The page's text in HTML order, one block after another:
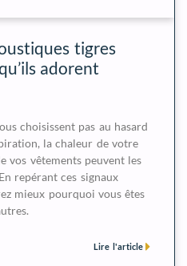
tigres
adorent
choisissent pas au hasard
la chaleur de votre
vos vêtements peuvent les
repérant ces signaux
mieux pourquoi vous êtes
Lire l'article